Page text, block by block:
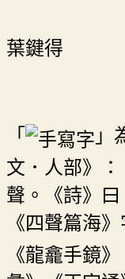
葉鍵得
「
」
文．人部》
聲。《詩》曰
《四聲篇海
《龍龕手鏡